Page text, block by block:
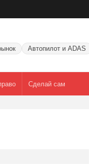
Автопилот и ADAS
Сделай сам